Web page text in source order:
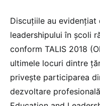
Discuțiile au evidențiat
leadershipului în școli
conform TALIS 2018
ultimele locuri dintre
privește participarea
dezvoltare